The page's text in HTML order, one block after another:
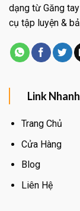
dạng từ Găng
cụ tập luyện &
Link Nhanh
Trang Chủ
Cửa Hàng
Blog
Liên Hệ